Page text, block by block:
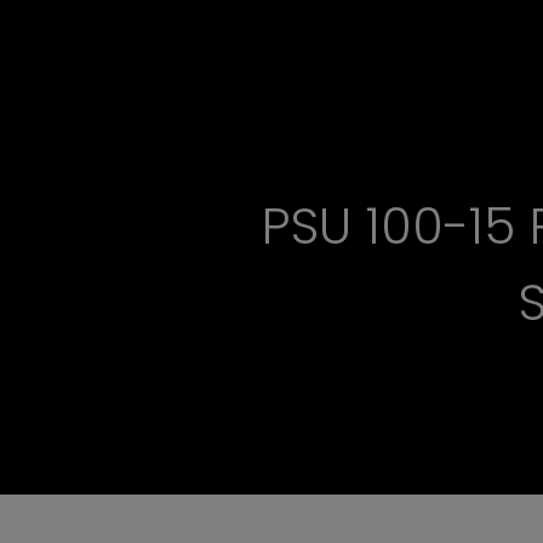
PSU 100-